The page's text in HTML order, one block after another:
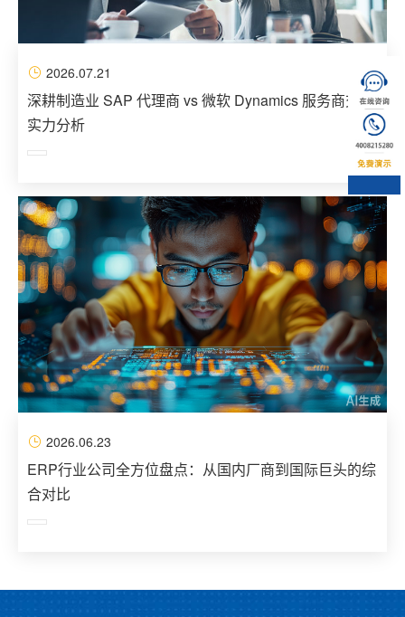
2026.07.21
深耕制造业 SAP 代理商 vs 微软 Dynamics 服务商交付
实力分析
2026.06.23
ERP行业公司全方位盘点：从国内厂商到国际巨头的综
合对比